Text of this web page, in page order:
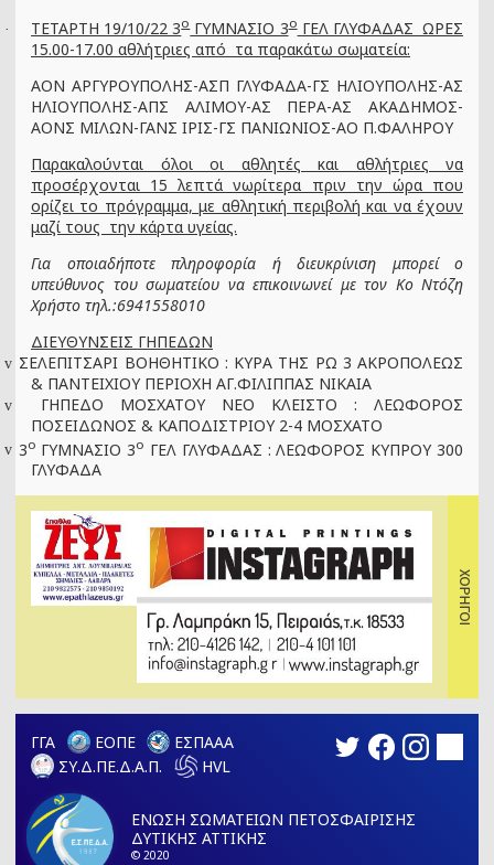
· ΤΕΤΑΡΤΗ 19/10/22 3οΓΥΜΝΑΣΙΟ 3οΓΕΛ ΓΛΥΦΑΔΑΣ ΩΡΕΣ
15.00-17.00 αθλήτριες από τα παρακάτω σωματεία:
ΑΟΝ ΑΡΓΥΡΟΥΠΟΛΗΣ-ΑΣΠ ΓΛΥΦΑΔΑ-ΓΣ ΗΛΙΟΥΠΟΛΗΣ-ΑΣ
ΗΛΙΟΥΠΟΛΗΣ-ΑΠΣ ΑΛΙΜΟΥ-ΑΣ ΠΕΡΑ-ΑΣ ΑΚΑΔΗΜΟΣ-
ΑΟΝΣ ΜΙΛΩΝ-ΓΑΝΣ ΙΡΙΣ-ΓΣ ΠΑΝΙΩΝΙΟΣ-ΑΟ Π.ΦΑΛΗΡΟΥ
Παρακαλούνται όλοι οι αθλητές και αθλήτριες να
προσέρχονται 15 λεπτά νωρίτερα πριν την ώρα που
ορίζει το πρόγραμμα, με αθλητική περιβολή και να έχουν
μαζί τους την κάρτα υγείας.
Για οποιαδήποτε πληροφορία ή διευκρίνιση μπορεί ο
υπεύθυνος του σωματείου να επικοινωνεί με τον Κο Ντόζη
Χρήστο τηλ.:6941558010
ΔΙΕΥΘΥΝΣΕΙΣ ΓΗΠΕΔΩΝ
v ΣΕΛΕΠΙΤΣΑΡΙ ΒΟΗΘΗΤΙΚΟ : ΚΥΡΑ ΤΗΣ ΡΩ 3 ΑΚΡΟΠΟΛΕΩΣ
& ΠΑΝΤΕΙΧΙΟΥ ΠΕΡΙΟΧΗ ΑΓ.ΦΙΛΙΠΠΑΣ ΝΙΚΑΙΑ
v
ΓΗΠΕΔΟ ΜΟΣΧΑΤΟΥ ΝΕΟ ΚΛΕΙΣΤΟ : ΛΕΩΦΟΡΟΣ
ΠΟΣΕΙΔΩΝΟΣ & ΚΑΠΟΔΙΣΤΡΙΟΥ 2-4 ΜΟΣΧΑΤΟ
v 3ο ΓΥΜΝΑΣΙΟ 3ο ΓΕΛ ΓΛΥΦΑΔΑΣ : ΛΕΩΦΟΡΟΣ ΚΥΠΡΟΥ 300
ΓΛΥΦΑΔΑ
ΕΝΩΣΗ ΣΩΜΑΤΕΙΩΝ ΠΕΤΟΣΦΑΙΡΙΣΗΣ
ΔΥΤΙΚΗΣ ΑΤΤΙΚΗΣ
© 2020
ΓΓΑ ΕΟΠΕ
ΕΣΠΑΑΑ
ΣΥ.Δ.ΠΕ.Δ.Α.Π.
HVL